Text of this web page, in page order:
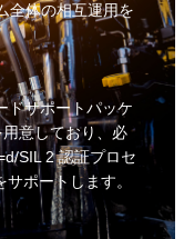
全体の相互運用を
ドサポートパッケ
意しており、必
SIL 2 認証プロセ
ポートします。